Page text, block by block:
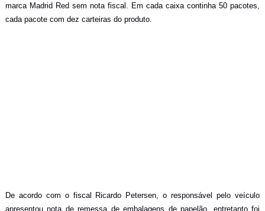
marca Madrid Red sem nota fiscal. Em cada caixa continha 50 pacotes,
cada pacote com dez carteiras do produto.
De acordo com o fiscal Ricardo Petersen, o responsável pelo veículo
apresentou nota de remessa de embalagens de papelão, entretanto foi